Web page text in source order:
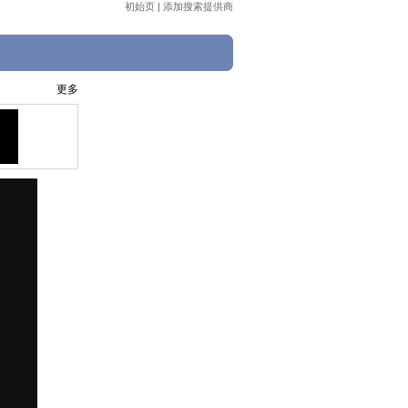
初始页 | 添加搜索提供商
更多